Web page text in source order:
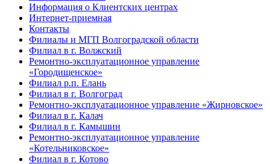
Информация о Клиентских центрах
Интернет-приемная
Контакты
Филиалы и МГП Волгоградской области
Филиал в г. Волжский
Ремонтно-эксплуатационное управление
«Городищенское»
Филиал р.п. Елань
Филиал в г. Волгоград
Ремонтно-эксплуатационное управление «Жирновское»
Филиал в г. Калач
Филиал в г. Камышин
Ремонтно-эксплуатационное управление
«Котельниковское»
Филиал в г. Котово